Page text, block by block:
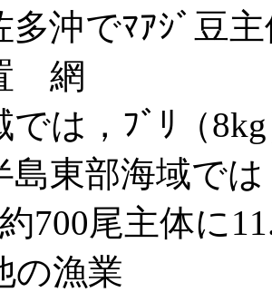
多沖でﾏｱｼﾞ豆
網
は，ﾌﾞﾘ（
島東部海域で
700尾主体に
の漁業